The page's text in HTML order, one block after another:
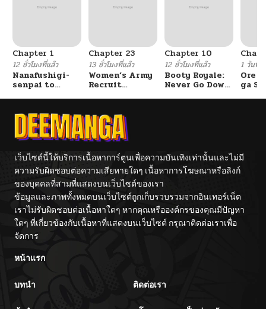
ตอนที่ 22 06/01/2025
ตอนที่ 21 06/01/2025
ตอนที่ 20
ตอนที่ 19 06/01/2025
ตอนที่ 18 06/01/2025
ตอนที่ 17 06/01/2025
ตอนที่ 16
ตอนที่ 15
Chapter 1
12 ชั่วโมงที่แล้ว
Nanafushigi-
senpai to
Chapter 23
13 ชั่วโมงที่แล้ว
Women’s Army
Recruit
Chapter 10
12 ชั่วโมงที่แล้ว
Booty Royale:
Never Go Down
1 วันที่แ
Ore
ga
เว็บไซต์นี้ให้บริการเนื้อหาการ์ตูนเพื่อความบันเทิงเท่านั้นและไม่มี
ความรับผิดชอบต่อความเสียหายใดๆ เนื้อหาการโฆษณาหรือลิงก์
ของบุคคลที่สามที่แสดงบนเว็บไซต์ของเรา
ข้อมูลและภาพทั้งหมดบนเว็บไซต์ถูกเก็บรวบรวมจากอินเทอร์เน็ต
เราไม่รับผิดชอบต่อเนื้อหาใดๆ หากคุณหรือองค์กรของคุณมีปัญหา
ใดๆ ที่เกี่ยวข้องกับเนื้อหาที่แสดงบนเว็บไซต์ กรุณาติดต่อเราเพื่อ
จัดการ
หน้าแรก
บทนำ ติดต่อเรา